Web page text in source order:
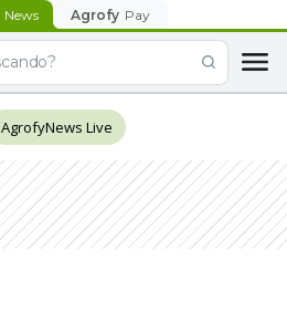
News Agrofy Pay
AgrofyNews Live